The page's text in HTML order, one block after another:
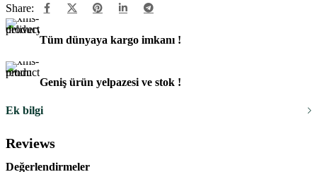
Share:
Tüm dünyaya kargo imkanı !
Geniş ürün yelpazesi ve stok !
Ek bilgi
Reviews
Değerlendirmeler